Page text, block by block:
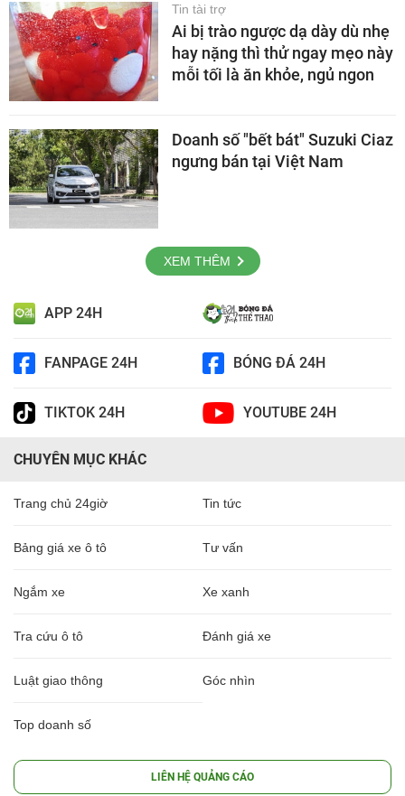
Tin tài trợ
Ai bị trào ngược dạ dày dù nhẹ
hay nặng thì thử ngay mẹo này
mỗi tối là ăn khỏe, ngủ ngon
Doanh số "bết bát" Suzuki Ciaz
ngưng bán tại Việt Nam
XEM THÊM
APP 24H
FANPAGE 24H BÓNG ĐÁ 24H
TIKTOK 24H YOUTUBE 24H
CHUYÊN MỤC KHÁC
Trang chủ 24giờ Tin tức
Bảng giá xe ô tô Tư vấn
Ngắm xe Xe xanh
Tra cứu ô tô Đánh giá xe
Luật giao thông Góc nhìn
Top doanh số
LIÊN HỆ QUẢNG CÁO